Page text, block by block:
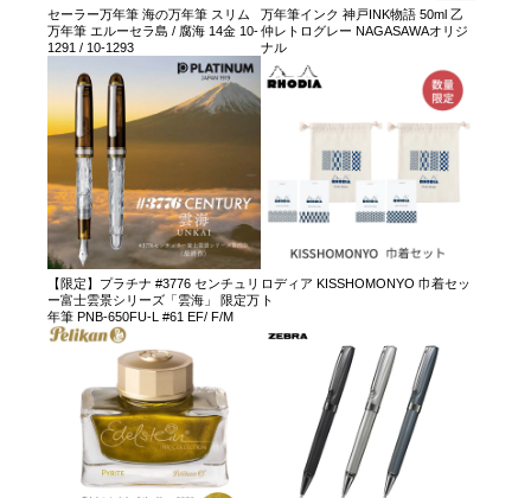
セーラー万年筆 海の万年筆 スリム
万年筆 エルーセラ島 / 腐海 14金 10-
1291 / 10-1293
万年筆インク 神戸INK物語 50ml 乙
仲レトログレー NAGASAWAオリジ
ナル
【限定】プラチナ #3776 センチュリ
ー富士雲景シリーズ「雲海」 限定万
年筆 PNB-650FU-L #61 EF/ F/M
ロディア KISSHOMONYO 巾着セッ
ト